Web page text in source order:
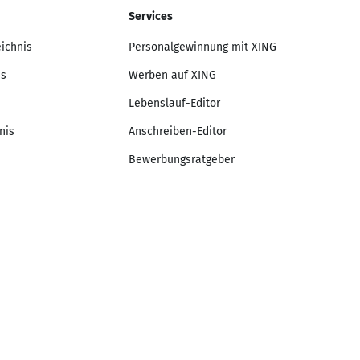
Services
Personalgewinnung mit XING
Werben auf XING
Lebenslauf-Editor
Anschreiben-Editor
Bewerbungsratgeber